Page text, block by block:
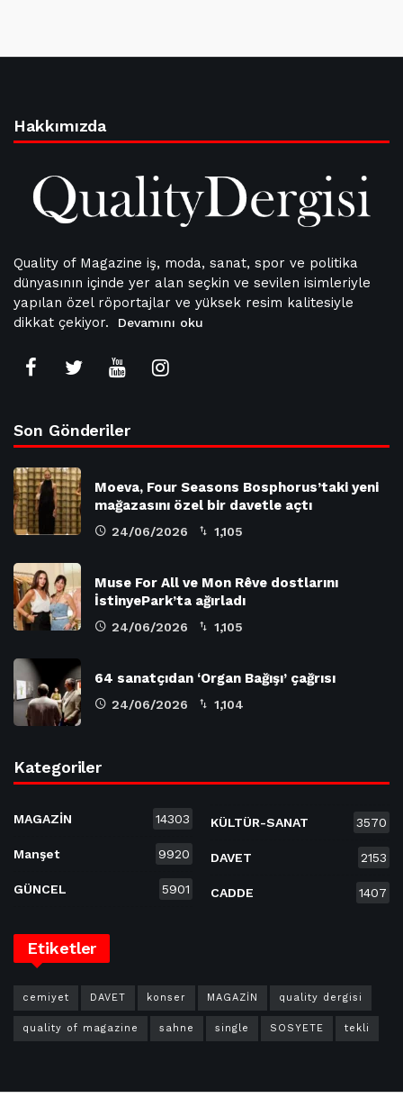
Hakkımızda
Quality of Magazine iş, moda, sanat, spor ve politika
dünyasının içinde yer alan seçkin ve sevilen isimleriyle
yapılan özel röportajlar ve yüksek resim kalitesiyle
dikkat çekiyor.
Devamını oku
Son Gönderiler
Moeva, Four Seasons Bosphorus’taki yeni
mağazasını özel bir davetle açtı
24/06/2026 1,105
Muse For All ve Mon Rêve dostlarını
İstinyePark’ta ağırladı
24/06/2026 1,105
64 sanatçıdan ‘Organ Bağışı’ çağrısı
24/06/2026 1,104
Kategoriler
MAGAZİN 14303
Manşet 9920
GÜNCEL 5901
KÜLTÜR-SANAT 3570
DAVET 2153
CADDE 1407
Etiketler
cemiyet DAVET konser MAGAZİN quality dergisi
quality of magazine sahne single SOSYETE tekli